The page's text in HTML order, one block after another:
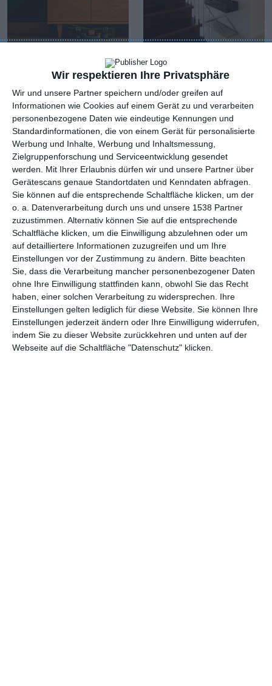
Wir respektieren Ihre Privatsphäre
Wir und unsere Partner speichern und/oder greifen auf
Informationen wie Cookies auf einem Gerät zu und verarbeiten
personenbezogene Daten wie eindeutige Kennungen und
Standardinformationen, die von einem Gerät für personalisierte
Werbung und Inhalte, Werbung und Inhaltsmessung,
Zielgruppenforschung und Serviceentwicklung gesendet
werden.
Mit Ihrer Erlaubnis dürfen wir und unsere Partner über
Gerätescans genaue Standortdaten und Kenndaten abfragen.
Sie können auf die entsprechende Schaltfläche klicken, um der
o. a. Datenverarbeitung durch uns und unsere 1538 Partner
zuzustimmen. Alternativ können Sie auf die entsprechende
Schaltfläche klicken, um die Einwilligung abzulehnen oder um
auf detailliertere Informationen zuzugreifen und um Ihre
Einstellungen vor der Zustimmung zu ändern.
Bitte beachten
Sie, dass die Verarbeitung mancher personenbezogener Daten
ohne Ihre Einwilligung stattfinden kann, obwohl Sie das Recht
haben, einer solchen Verarbeitung zu widersprechen. Ihre
Einstellungen gelten lediglich für diese Website. Sie können Ihre
Einstellungen jederzeit ändern oder Ihre Einwilligung widerrufen,
indem Sie zu dieser Website zurückkehren und unten auf der
Webseite auf die Schaltfläche "Datenschutz" klicken.
skandinavischen Stil
Zu den Favoriten hinzufügen
Kleine Diele mit
dunkelbrauner
Treppe
Ein Korridor im
Glamour-Stil
Zu den Favoriten hinzufügen
Vintage-Diele mit
Garderobe